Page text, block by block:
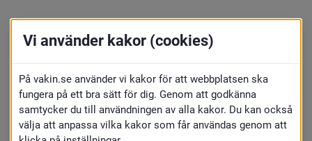
Pumpstationen vid Hans-Göransdalen
kommer att bytas ut. Den nuvarande
anläggningen är i dåligt skick och
behöver förnyas. Projektet innebär att vi
anlägger en ny pumpstation som ska
Vi använder kakor (cookies)
På vakin.se använder vi kakor för att webbplatsen ska
fungera på ett bra sätt för dig. Genom att godkänna
samtycker du till användningen av alla kakor. Du kan också
välja att anpassa vilka kakor som får användas genom att